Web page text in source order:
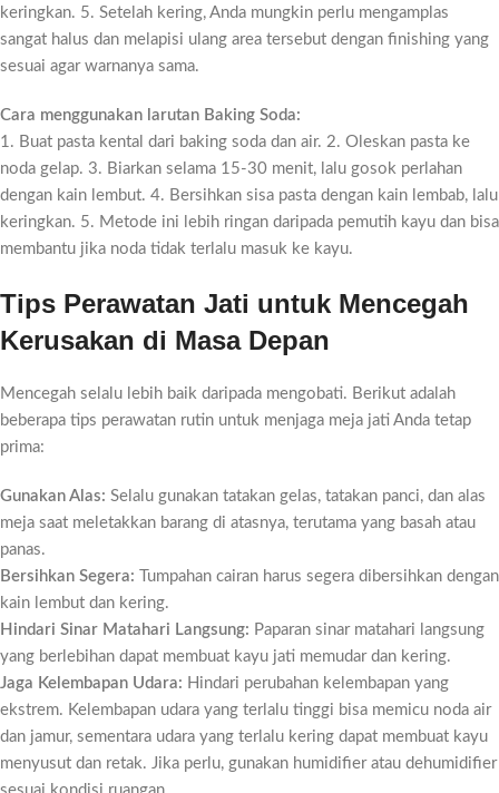
keringkan. 5. Setelah kering, Anda mungkin perlu mengamplas
sangat halus dan melapisi ulang area tersebut dengan finishing yang
sesuai agar warnanya sama.
Cara menggunakan larutan Baking Soda:
1. Buat pasta kental dari baking soda dan air. 2. Oleskan pasta ke
noda gelap. 3. Biarkan selama 15-30 menit, lalu gosok perlahan
dengan kain lembut. 4. Bersihkan sisa pasta dengan kain lembab, lalu
keringkan. 5. Metode ini lebih ringan daripada pemutih kayu dan bisa
membantu jika noda tidak terlalu masuk ke kayu.
Tips Perawatan Jati untuk Mencegah
Kerusakan di Masa Depan
Mencegah selalu lebih baik daripada mengobati. Berikut adalah
beberapa tips perawatan rutin untuk menjaga meja jati Anda tetap
prima:
Gunakan Alas: Selalu gunakan tatakan gelas, tatakan panci, dan alas
meja saat meletakkan barang di atasnya, terutama yang basah atau
panas.
Bersihkan Segera: Tumpahan cairan harus segera dibersihkan dengan
kain lembut dan kering.
Hindari Sinar Matahari Langsung: Paparan sinar matahari langsung
yang berlebihan dapat membuat kayu jati memudar dan kering.
Jaga Kelembapan Udara: Hindari perubahan kelembapan yang
ekstrem. Kelembapan udara yang terlalu tinggi bisa memicu noda air
dan jamur, sementara udara yang terlalu kering dapat membuat kayu
menyusut dan retak. Jika perlu, gunakan humidifier atau dehumidifier